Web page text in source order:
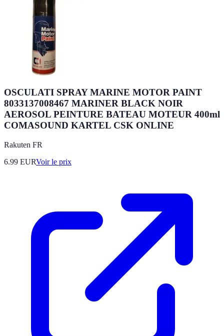
OSCULATI SPRAY MARINE MOTOR PAINT
8033137008467 MARINER BLACK NOIR
AEROSOL PEINTURE BATEAU MOTEUR 400ml
COMASOUND KARTEL CSK ONLINE
Rakuten FR
6.99 EURVoir le prix